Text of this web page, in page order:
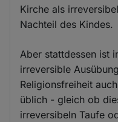
Kirche als
Nachteil des Kindes.
Aber stattdessen ist
irreversible
Religionsfreiheit
üblich - gleich ob
irreversibeln Taufe